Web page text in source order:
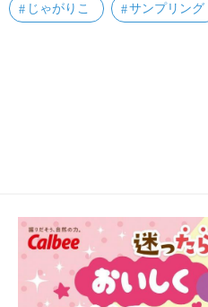
じゃがりこ サンプリング